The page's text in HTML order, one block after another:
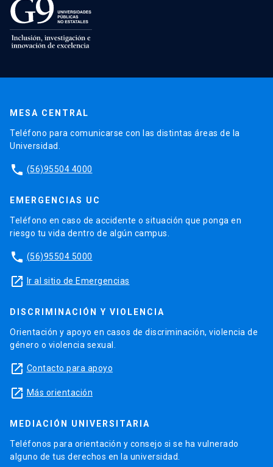
MESA CENTRAL
Teléfono para comunicarse con las distintas áreas de la
Universidad.
phone (56)95504 4000
EMERGENCIAS UC
Teléfono en caso de accidente o situación que ponga en
riesgo tu vida dentro de algún campus.
phone (56)95504 5000
launch Ir al sitio de Emergencias
DISCRIMINACIÓN Y VIOLENCIA
Orientación y apoyo en casos de discriminación, violencia de
género o violencia sexual.
launch Contacto para apoyo
launch Más orientación
MEDIACIÓN UNIVERSITARIA
Teléfonos para orientación y consejo si se ha vulnerado
alguno de tus derechos en la universidad.